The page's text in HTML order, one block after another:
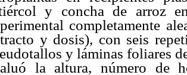
y concha de arroz
completamente
y dosis), con seis
y láminas foliares
la altura, número de